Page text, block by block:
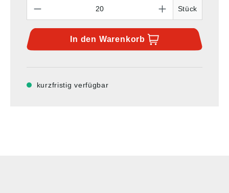
Stück
In den Warenkorb
kurzfristig verfügbar